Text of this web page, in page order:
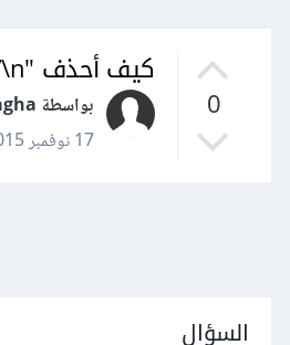
0
كيف أحذف "n\” من داخل السلاسل النصية في روبي؟
بواسطة ali_agha
17 نوفمبر 2015
السؤال